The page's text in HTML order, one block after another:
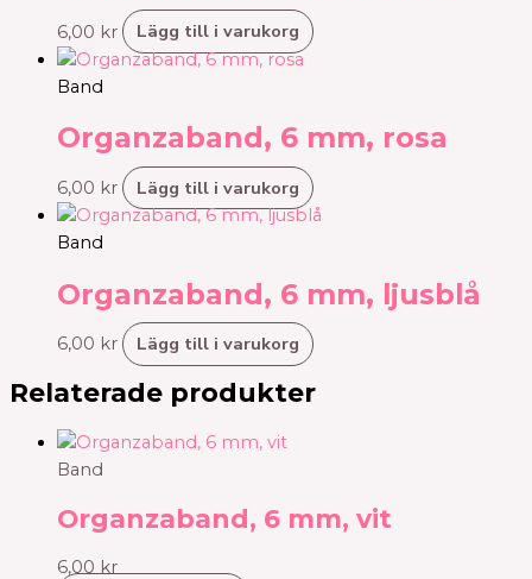
6,00 kr Lägg till i varukorg
Band
Organzaband, 6 mm, rosa
6,00 kr Lägg till i varukorg
Band
Organzaband, 6 mm, ljusblå
6,00 kr Lägg till i varukorg
Relaterade produkter
Band
Organzaband, 6 mm, vit
6,00 kr